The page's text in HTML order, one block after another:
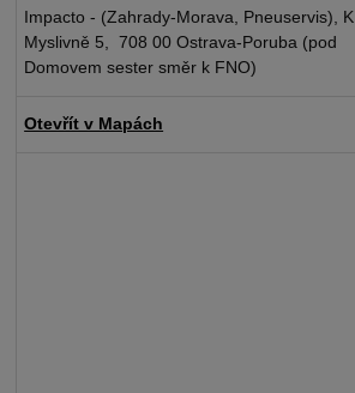
Impacto - (Zahrady-Morava, Pneuservis), K
Myslivně 5, 708 00 Ostrava-Poruba (pod
Domovem sester směr k FNO)
Otevřít v Mapách